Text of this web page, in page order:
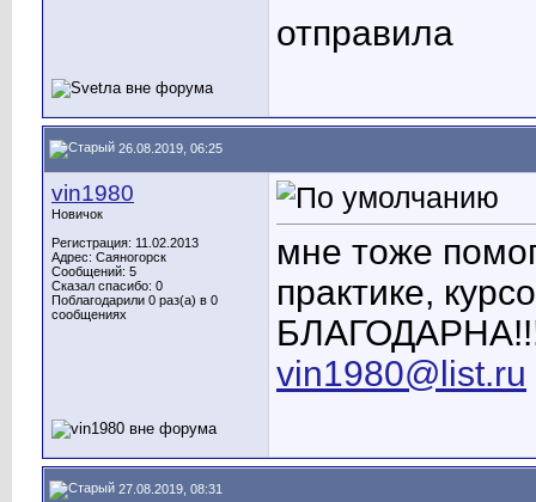
отправила
26.08.2019, 06:25
vin1980
Новичок
Регистрация: 11.02.2013
Адрес: Саяногорск
Сообщений: 5
Сказал спасибо: 0
Поблагодарили 0 раз(а) в 0
сообщениях
мне тоже
практике,
vin1980@list.ru
27.08.2019, 08:31